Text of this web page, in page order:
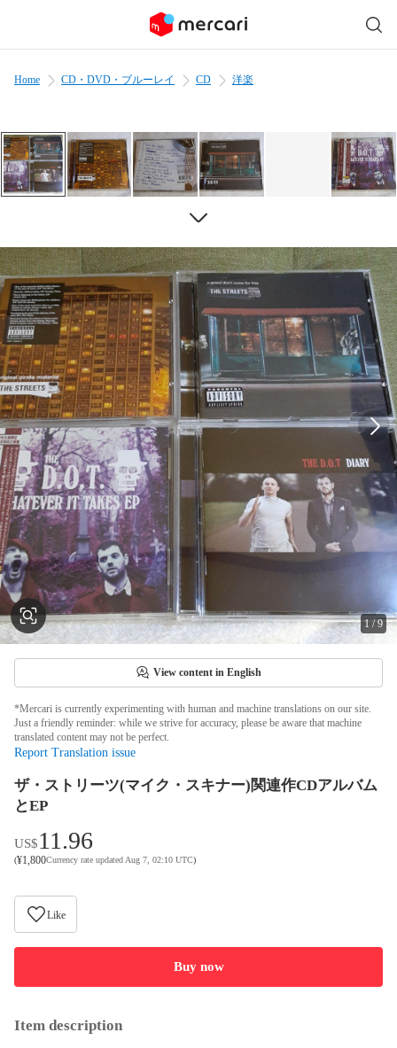
Home CD・DVD・ブルーレイ CD 洋楽
1/9
View content in English
*Mercari is currently experimenting with human and machine translations on our site.
Just a friendly reminder: while we strive for accuracy, please be aware that machine
translated content may not be perfect.
Report Translation issue
ザ・ストリーツ(マイク・スキナー)関連作CDアルバム
とEP
US$11.96
(¥1,800Currency rate updated Aug 7, 02:10 UTC)
Like
Buy now
Item description